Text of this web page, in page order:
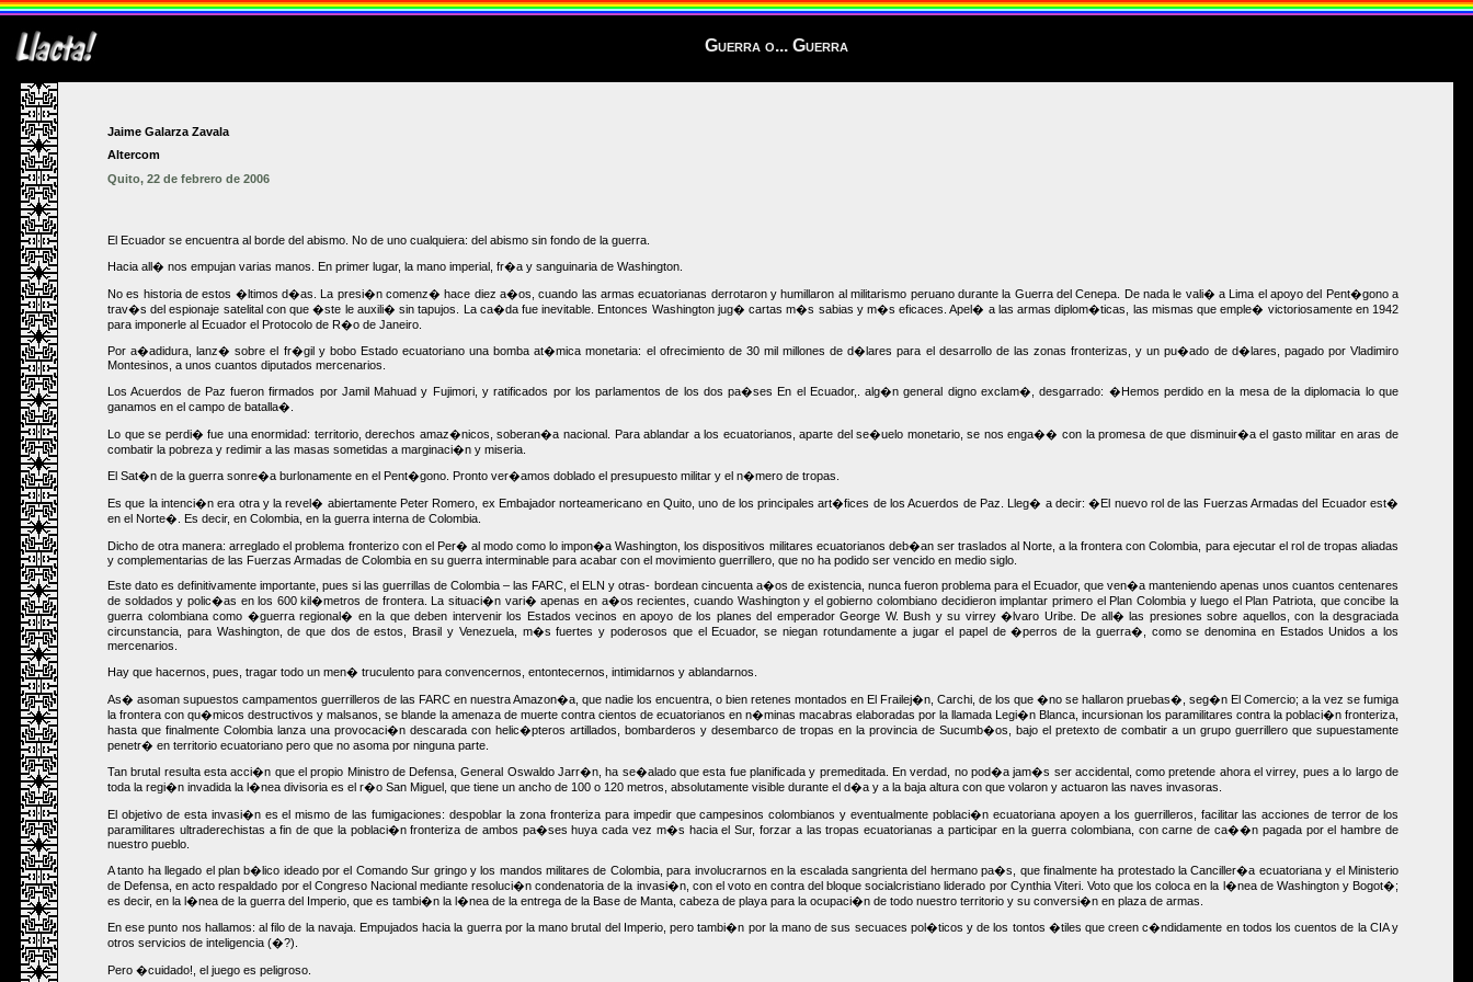
Guerra o... Guerra
Jaime Galarza Zavala
Altercom
Quito, 22 de febrero de 2006
El Ecuador se encuentra al borde del abismo. No de uno cualquiera: del abismo sin fondo de la guerra.
Hacia all� nos empujan varias manos. En primer lugar, la mano imperial, fr�a y sanguinaria de Washington.
No es historia de estos �ltimos d�as. La presi�n comenz� hace diez a�os, cuando las armas ecuatorianas derrotaron y humillaron al militarismo peruano durante la Guerra del Cenepa. De nada le vali� a Lima el apoyo del Pent�gono a
trav�s del espionaje satelital con que �ste le auxili� sin tapujos. La ca�da fue inevitable. Entonces Washington jug� cartas m�s sabias y m�s eficaces. Apel� a las armas diplom�ticas, las mismas que emple� victoriosamente en 1942
para imponerle al Ecuador el Protocolo de R�o de Janeiro.
Por a�adidura, lanz� sobre el fr�gil y bobo Estado ecuatoriano una bomba at�mica monetaria: el ofrecimiento de 30 mil millones de d�lares para el desarrollo de las zonas fronterizas, y un pu�ado de d�lares, pagado por Vladimiro
Montesinos, a unos cuantos diputados mercenarios.
Los Acuerdos de Paz fueron firmados por Jamil Mahuad y Fujimori, y ratificados por los parlamentos de los dos pa�ses En el Ecuador,. alg�n general digno exclam�, desgarrado: �Hemos perdido en la mesa de la diplomacia lo que
ganamos en el campo de batalla�.
Lo que se perdi� fue una enormidad: territorio, derechos amaz�nicos, soberan�a nacional. Para ablandar a los ecuatorianos, aparte del se�uelo monetario, se nos enga�� con la promesa de que disminuir�a el gasto militar en aras de
combatir la pobreza y redimir a las masas sometidas a marginaci�n y miseria.
El Sat�n de la guerra sonre�a burlonamente en el Pent�gono. Pronto ver�amos doblado el presupuesto militar y el n�mero de tropas.
Es que la intenci�n era otra y la revel� abiertamente Peter Romero, ex Embajador norteamericano en Quito, uno de los principales art�fices de los Acuerdos de Paz. Lleg� a decir: �El nuevo rol de las Fuerzas Armadas del Ecuador est�
en el Norte�. Es decir, en Colombia, en la guerra interna de Colombia.
Dicho de otra manera: arreglado el problema fronterizo con el Per� al modo como lo impon�a Washington, los dispositivos militares ecuatorianos deb�an ser traslados al Norte, a la frontera con Colombia, para ejecutar el rol de tropas aliadas
y complementarias de las Fuerzas Armadas de Colombia en su guerra interminable para acabar con el movimiento guerrillero, que no ha podido ser vencido en medio siglo.
Este dato es definitivamente importante, pues si las guerrillas de Colombia – las FARC, el ELN y otras- bordean cincuenta a�os de existencia, nunca fueron problema para el Ecuador, que ven�a manteniendo apenas unos cuantos centenares
de soldados y polic�as en los 600 kil�metros de frontera. La situaci�n vari� apenas en a�os recientes, cuando Washington y el gobierno colombiano decidieron implantar primero el Plan Colombia y luego el Plan Patriota, que concibe la
guerra colombiana como �guerra regional� en la que deben intervenir los Estados vecinos en apoyo de los planes del emperador George W. Bush y su virrey �lvaro Uribe. De all� las presiones sobre aquellos, con la desgraciada
circunstancia, para Washington, de que dos de estos, Brasil y Venezuela, m�s fuertes y poderosos que el Ecuador, se niegan rotundamente a jugar el papel de �perros de la guerra�, como se denomina en Estados Unidos a los
mercenarios.
Hay que hacernos, pues, tragar todo un men� truculento para convencernos, entontecernos, intimidarnos y ablandarnos.
As� asoman supuestos campamentos guerrilleros de las FARC en nuestra Amazon�a, que nadie los encuentra, o bien retenes montados en El Frailej�n, Carchi, de los que �no se hallaron pruebas�, seg�n El Comercio; a la vez se fumiga
la frontera con qu�micos destructivos y malsanos, se blande la amenaza de muerte contra cientos de ecuatorianos en n�minas macabras elaboradas por la llamada Legi�n Blanca, incursionan los paramilitares contra la poblaci�n fronteriza,
hasta que finalmente Colombia lanza una provocaci�n descarada con helic�pteros artillados, bombarderos y desembarco de tropas en la provincia de Sucumb�os, bajo el pretexto de combatir a un grupo guerrillero que supuestamente
penetr� en territorio ecuatoriano pero que no asoma por ninguna parte.
Tan brutal resulta esta acci�n que el propio Ministro de Defensa, General Oswaldo Jarr�n, ha se�alado que esta fue planificada y premeditada. En verdad, no pod�a jam�s ser accidental, como pretende ahora el virrey, pues a lo largo de
toda la regi�n invadida la l�nea divisoria es el r�o San Miguel, que tiene un ancho de 100 o 120 metros, absolutamente visible durante el d�a y a la baja altura con que volaron y actuaron las naves invasoras.
El objetivo de esta invasi�n es el mismo de las fumigaciones: despoblar la zona fronteriza para impedir que campesinos colombianos y eventualmente poblaci�n ecuatoriana apoyen a los guerrilleros, facilitar las acciones de terror de los
paramilitares ultraderechistas a fin de que la poblaci�n fronteriza de ambos pa�ses huya cada vez m�s hacia el Sur, forzar a las tropas ecuatorianas a participar en la guerra colombiana, con carne de ca��n pagada por el hambre de
nuestro pueblo.
A tanto ha llegado el plan b�lico ideado por el Comando Sur gringo y los mandos militares de Colombia, para involucrarnos en la escalada sangrienta del hermano pa�s, que finalmente ha protestado la Canciller�a ecuatoriana y el Ministerio
de Defensa, en acto respaldado por el Congreso Nacional mediante resoluci�n condenatoria de la invasi�n, con el voto en contra del bloque socialcristiano liderado por Cynthia Viteri. Voto que los coloca en la l�nea de Washington y Bogot�;
es decir, en la l�nea de la guerra del Imperio, que es tambi�n la l�nea de la entrega de la Base de Manta, cabeza de playa para la ocupaci�n de todo nuestro territorio y su conversi�n en plaza de armas.
En ese punto nos hallamos: al filo de la navaja. Empujados hacia la guerra por la mano brutal del Imperio, pero tambi�n por la mano de sus secuaces pol�ticos y de los tontos �tiles que creen c�ndidamente en todos los cuentos de la CIA y
otros servicios de inteligencia (�?).
Pero �cuidado!, el juego es peligroso.